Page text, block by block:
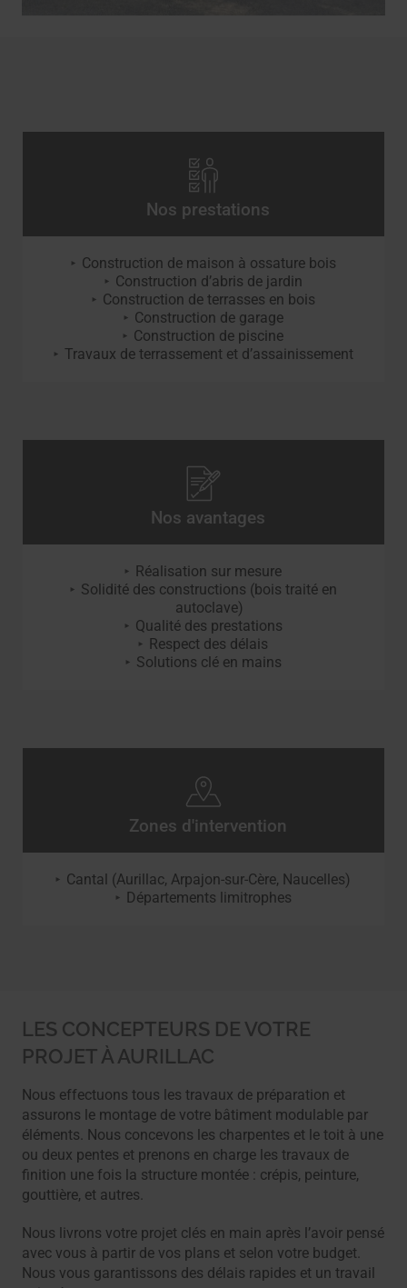
Nos prestations
Construction de maison à ossature bois
Construction d’abris de jardin
Construction de terrasses en bois
Construction de garage
Construction de piscine
Travaux de terrassement et d’assainissement
Nos avantages
Réalisation sur mesure
Solidité des constructions (bois traité en
autoclave)
Qualité des prestations
Respect des délais
Solutions clé en mains
Zones d'intervention
Cantal (Aurillac, Arpajon-sur-Cère, Naucelles)
Départements limitrophes
LES CONCEPTEURS DE VOTRE
PROJET À AURILLAC
Nous effectuons tous les travaux de préparation et
assurons le montage de votre bâtiment modulable par
éléments. Nous concevons les charpentes et le toit à une
ou deux pentes et prenons en charge les travaux de
finition une fois la structure montée : crépis, peinture,
gouttière, et autres.
Nous livrons votre projet clés en main après l’avoir pensé
avec vous à partir de vos plans et selon votre budget.
Nous vous garantissons des délais rapides et un travail